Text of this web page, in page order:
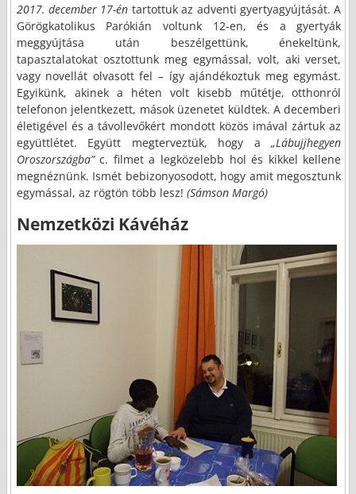
2017. december 17-én tartottuk az adventi gyertyagyújtását. A
Görögkatolikus Parókián voltunk 12-en, és a gyertyák
meggyújtása után beszélgettünk, énekeltünk,
tapasztalatokat osztottunk meg egymással, volt, aki verset,
vagy novellát olvasott fel – így ajándékoztuk meg egymást.
Egyikünk, akinek a héten volt kisebb műtétje, otthonról
telefonon jelentkezett, mások üzenetet küldtek. A decemberi
életigével és a távollevőkért mondott közös imával zártuk az
együttlétet. Együtt megterveztük, hogy a„Lábujjhegyen
Oroszországba”c. filmet a legközelebb hol és kikkel kellene
megnéznünk. Ismét bebizonyosodott, hogy amit megosztunk
egymással, az rögtön több lesz! (Sámson Margó)
Nemzetközi Kávéház